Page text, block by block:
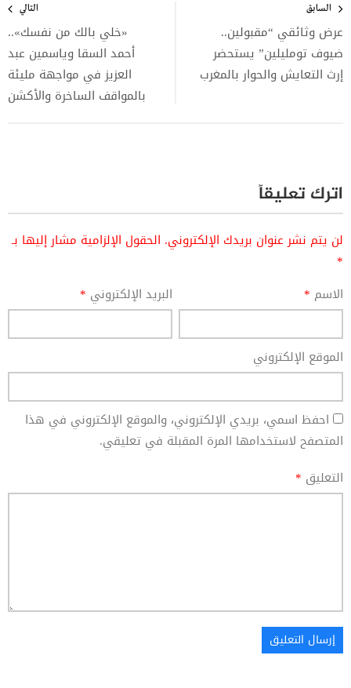
المقالات
السابق
عرض وثائقي “مقبولين..
ضيوف تومليلين” يستحضر
إرث التعايش والحوار بالمغرب
التالي
«خلي بالك من نفسك»..
أحمد السقا وياسمين عبد
العزيز في مواجهة مليئة
بالمواقف الساخرة والأكشن
اترك تعليقاً
لن يتم نشر عنوان بريدك الإلكتروني. الحقول الإلزامية مشار إليها بـ
*
الاسم * البريد الإلكتروني *
الموقع الإلكتروني
احفظ اسمي، بريدي الإلكتروني، والموقع الإلكتروني في هذا
المتصفح لاستخدامها المرة المقبلة في تعليقي.
التعليق *